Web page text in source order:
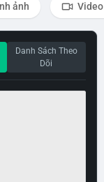
ảnh Video
Danh Sách Theo
Dõi